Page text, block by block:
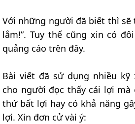
Với những người đã biết thì sẽ
lắm!”. Tuy thế cũng xin có
quảng cáo trên đây.
Bài viết đã sử dụng nhiều kỹ
cho người đọc thấy cái lợi
thứ bất lợi hay có khả năng
lợi. Xin đơn cử vài ý: